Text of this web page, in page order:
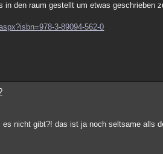
in den raum gestellt um etwas geschrieben
3-89094-562-0
nicht gibt?! das ist ja noch seltsame alls